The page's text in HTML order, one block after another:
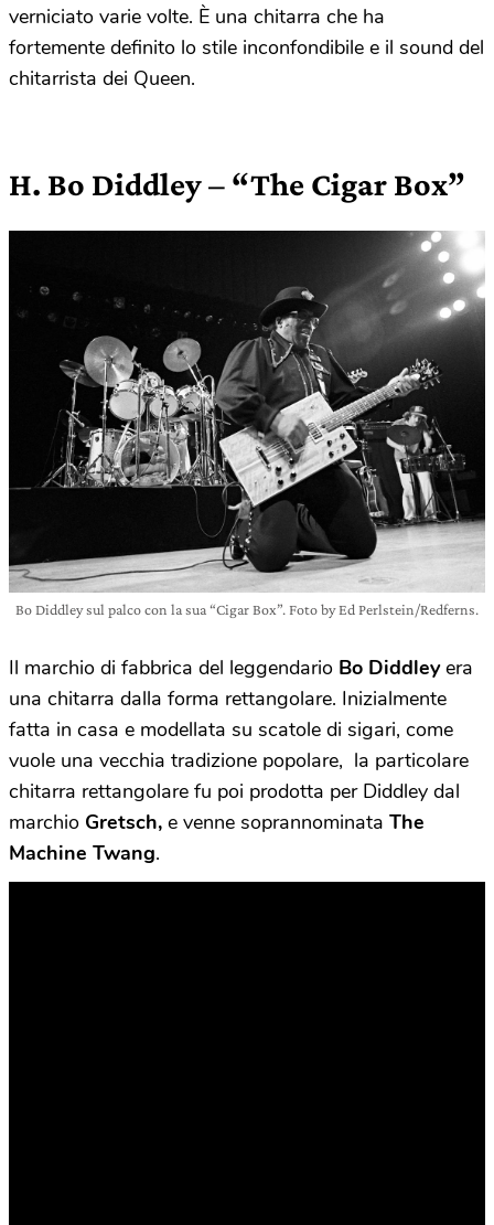
verniciato varie volte. È una chitarra che ha
fortemente definito lo stile inconfondibile e il sound del
chitarrista dei Queen.
H. Bo Diddley – “The Cigar Box”
Bo Diddley sul palco con la sua “Cigar Box”. Foto by Ed Perlstein/Redferns.
Il marchio di fabbrica del leggendario Bo Diddleyera
una chitarra dalla forma rettangolare. Inizialmente
fatta in casa e modellata su scatole di sigari, come
vuole una vecchia tradizione popolare, la particolare
chitarra rettangolare fu poi prodotta per Diddley dal
marchio Gretsch, e venne soprannominata The
Machine Twang.